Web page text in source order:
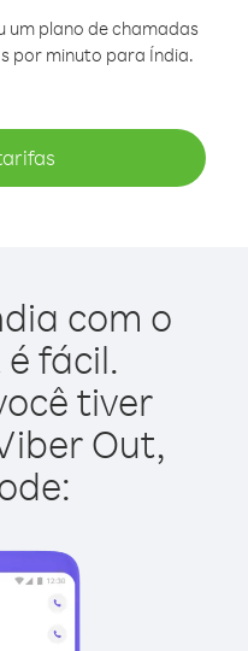
um plano de chamadas
por minuto para Índia.
com o
fácil.
tiver
Out,